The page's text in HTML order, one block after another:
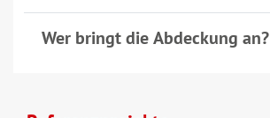
Wer bringt die Abdeckung an?